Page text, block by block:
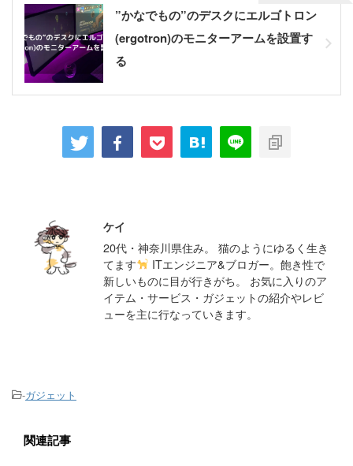
”かなでもの”のデスクにエルゴトロン
(ergotron)のモニターアームを設置す
る
ケイ
20代・神奈川県住み。 猫のようにゆるく生き
てます
ITエンジニア&ブロガー。飽き性で
新しいものに目が行きがち。 お気に入りのア
イテム・サービス・ガジェットの紹介やレビ
ューを主に行なっていきます。
-ガジェット
関連記事